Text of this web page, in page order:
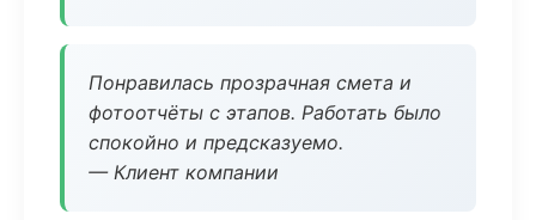
Понравилась прозрачная смета и
фотоотчёты с этапов. Работать было
спокойно и предсказуемо.
— Клиент компании